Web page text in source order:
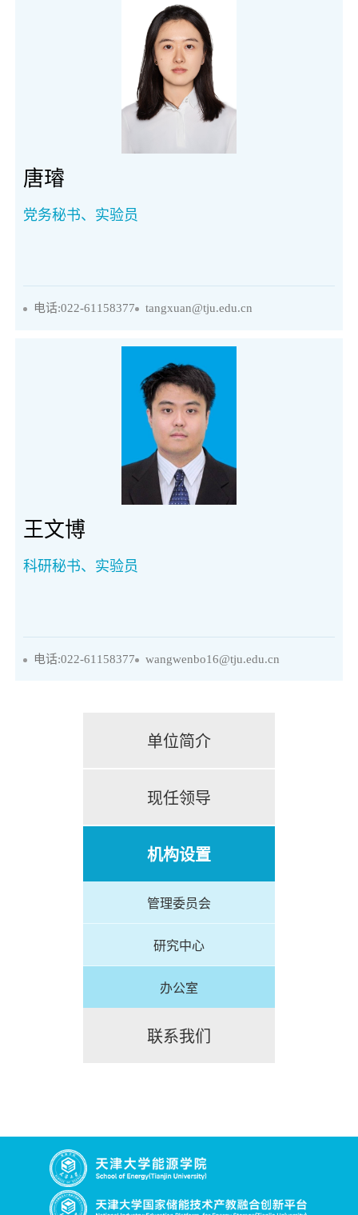
唐璿
党务秘书、实验员
电话:022-61158377 tangxuan@tju.edu.cn
王文博
科研秘书、实验员
电话:022-61158377 wangwenbo16@tju.edu.cn
单位简介
现任领导
机构设置
管理委员会
研究中心
办公室
联系我们